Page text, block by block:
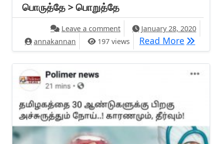
பொருத்தே > பொறுத்தே
Leave a commenton பொருத்தே > பொறுத்தே
January 28, 2020
annakannan
197 views Read More